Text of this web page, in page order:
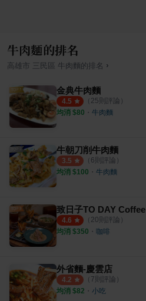
牛肉麵的排名
高雄市 三民區 牛肉麵的排名 ›
金典牛肉麵
4.5 （ 25則評論）
均消 $80 ・ 牛肉麵
牛朝刀削牛肉麵
3.5 （ 6則評論）
均消 $100 ・ 牛肉麵
致日子TO DAY Coffee
4.6 （ 20則評論）
均消 $350 ・ 咖啡
外省麵-慶雲店
4.2 （ 7則評論）
均消 $82 ・ 小吃